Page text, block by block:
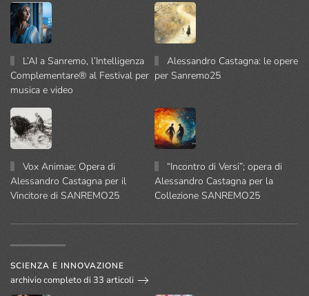
L’AI a Sanremo, l’Intelligenza
Complementare® al Festival per
musica e video
Alessandro Castagna: le opere
per Sanremo25
Vox Animae; Opera di
Alessandro Castagna per il
Vincitore di SANREMO25
“Incontro di Versi”; opera di
Alessandro Castagna per la
Collezione SANREMO25
SCIENZA E INNOVAZIONE
archivio completo di 33 articoli